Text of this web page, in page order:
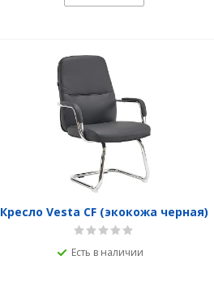
Кресло Vesta CF (экокожа черная)
Есть в наличии